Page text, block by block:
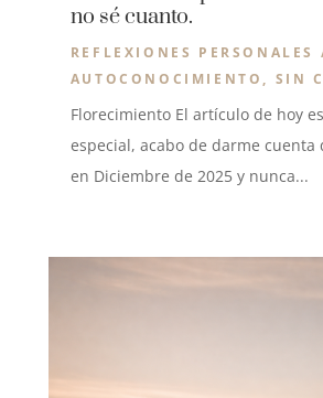
no sé cuanto.
REFLEXIONES PERSONALES
AUTOCONOCIMIENTO , SIN
Florecimiento El artículo de hoy
especial, acabo de darme cuenta
en Diciembre de 2025 y nunca...